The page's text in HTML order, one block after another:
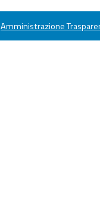
Amministrazione